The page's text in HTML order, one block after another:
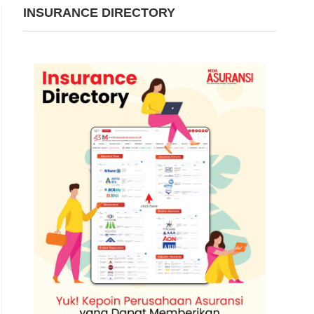
INSURANCE DIRECTORY